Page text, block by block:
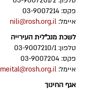
פקס: 03-9007214
איימל: nili@rosh.org.il
לשכת מנכ"לית העירייה
טלפון: 03-9007210/1
פקס: 03-9007204
איימל: meital@rosh.org.il
אגף החינוך